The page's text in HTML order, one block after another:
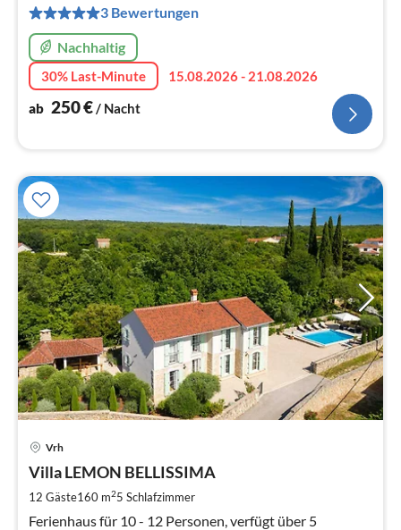
3 Bewertungen
Nachhaltig
30% Last-Minute
15.08.2026 - 21.08.2026
ab 250€/ Nacht
Vrh
Villa LEMON BELLISSIMA
12 Gäste160 m25 Schlafzimmer
Ferienhaus für 10 - 12 Personen, verfügt über 5